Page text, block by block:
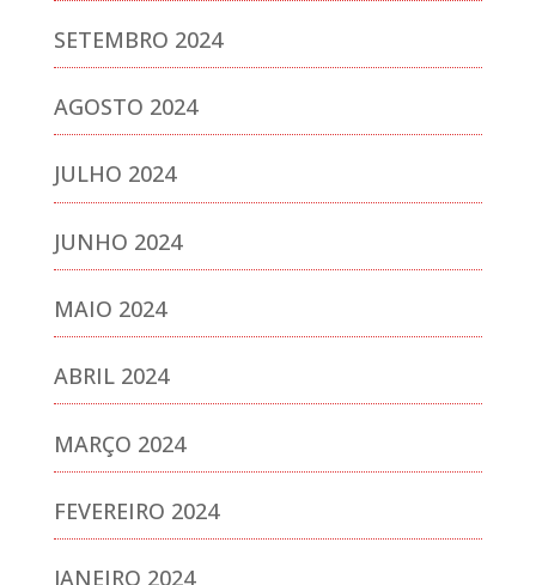
SETEMBRO 2024
AGOSTO 2024
JULHO 2024
JUNHO 2024
MAIO 2024
ABRIL 2024
MARÇO 2024
FEVEREIRO 2024
JANEIRO 2024